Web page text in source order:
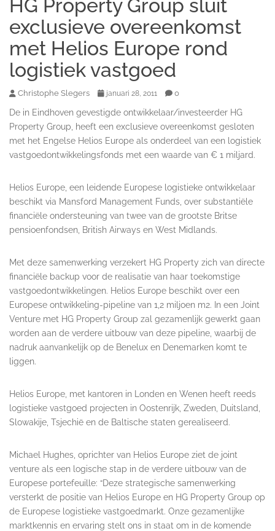
HG Property Group sluit
exclusieve overeenkomst
met Helios Europe rond
logistiek vastgoed
Christophe Slegers januari 28, 2011 0
De in Eindhoven gevestigde ontwikkelaar/investeerder HG
Property Group, heeft een exclusieve overeenkomst gesloten
met het Engelse Helios Europe als onderdeel van een logistiek
vastgoedontwikkelingsfonds met een waarde van € 1 miljard.
Helios Europe, een leidende Europese logistieke ontwikkelaar
beschikt via Mansford Management Funds, over substantiële
financiële ondersteuning van twee van de grootste Britse
pensioenfondsen, British Airways en West Midlands.
Met deze samenwerking verzekert HG Property zich van directe
financiële backup voor de realisatie van haar toekomstige
vastgoedontwikkelingen. Helios Europe beschikt over een
Europese ontwikkeling-pipeline van 1,2 miljoen m2. In een Joint
Venture met HG Property Group zal gezamenlijk gewerkt gaan
worden aan de verdere uitbouw van deze pipeline, waarbij de
nadruk aanvankelijk op de Benelux en Denemarken komt te
liggen.
Helios Europe, met kantoren in Londen en Wenen heeft reeds
logistieke vastgoed projecten in Oostenrijk, Zweden, Duitsland,
Slowakije, Tsjechië en de Baltische staten gerealiseerd.
Michael Hughes, oprichter van Helios Europe ziet de joint
venture als een logische stap in de verdere uitbouw van de
Europese portefeuille: “Deze strategische samenwerking
versterkt de positie van Helios Europe en HG Property Group op
de Europese logistieke vastgoedmarkt. Onze gezamenlijke
marktkennis en ervaring stelt ons in staat om in de komende